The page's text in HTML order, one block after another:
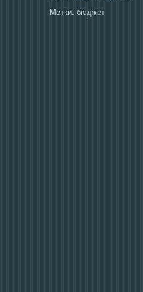
Метки: бюджет